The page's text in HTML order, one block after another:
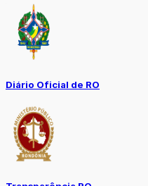
Diário Oficial de RO